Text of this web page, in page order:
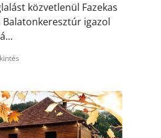
közvetlenül Fazekas
Balatonkeresztúr igazol